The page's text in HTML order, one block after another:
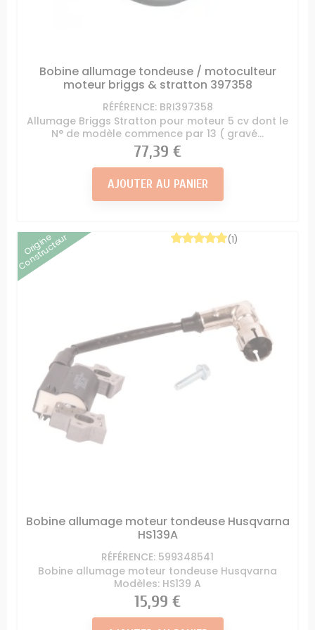
Bobine allumage tondeuse / motoculteur
moteur briggs & stratton 397358
RÉFÉRENCE: BRI397358
Allumage Briggs Stratton pour moteur 5 cv dont le
N° de modèle commence par 13 ( gravé...
Prix
77,39 €
AJOUTER AU PANIER
Origine
Constructeur
Bobine allumage moteur tondeuse Husqvarna
HS139A
RÉFÉRENCE: 599348541
Bobine allumage moteur tondeuse Husqvarna
Modèles: HS139 A
(1)
Prix
15,99 €